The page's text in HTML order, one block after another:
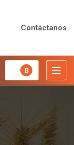
Contáctanos
0